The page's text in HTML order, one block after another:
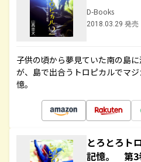
D-Books
2018.03.29 発売
子供の頃から夢見ていた南の島
が、島で出合うトロピカルでマ
憶。
とろとろト
記憶。 第3